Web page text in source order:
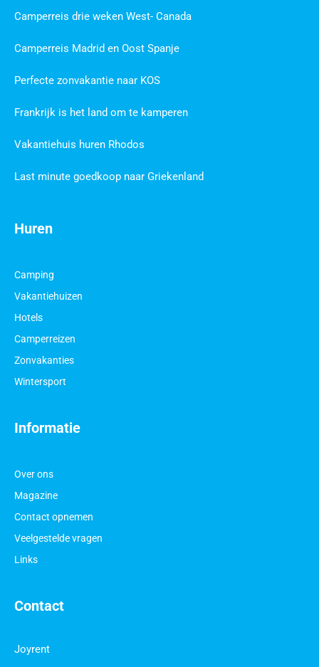
Contact
Joyrent
Informatie
Over ons
Magazine
Contact opnemen
Veelgestelde vragen
Links
Huren
Camping
Vakantiehuizen
Hotels
Camperreizen
Zonvakanties
Wintersport
Camperreis drie weken West- Canada
Camperreis Madrid en Oost Spanje
Perfecte zonvakantie naar KOS
Frankrijk is het land om te kamperen
Vakantiehuis huren Rhodos
Last minute goedkoop naar Griekenland